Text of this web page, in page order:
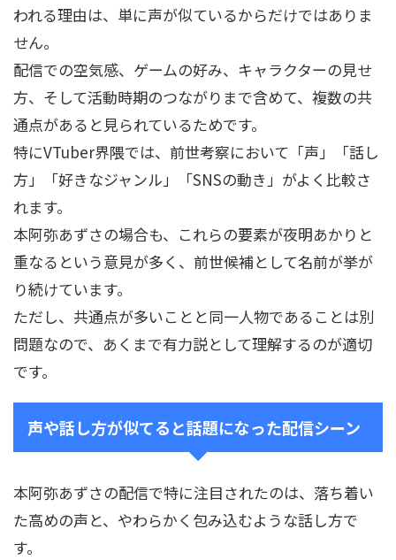
われる理由は、単に声が似ているからだけではありま
せん。
配信での空気感、ゲームの好み、キャラクターの見せ
方、そして活動時期のつながりまで含めて、複数の共
通点があると見られているためです。
特にVTuber界隈では、前世考察において「声」「話し
方」「好きなジャンル」「SNSの動き」がよく比較さ
れます。
本阿弥あずさの場合も、これらの要素が夜明あかりと
重なるという意見が多く、前世候補として名前が挙が
り続けています。
ただし、共通点が多いことと同一人物であることは別
問題なので、あくまで有力説として理解するのが適切
です。
声や話し方が似てると話題になった配信シーン
本阿弥あずさの配信で特に注目されたのは、落ち着い
た高めの声と、やわらかく包み込むような話し方で
す。